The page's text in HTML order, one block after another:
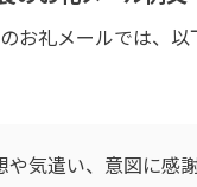
お礼メールでは、以
や気遣い、意図に感謝